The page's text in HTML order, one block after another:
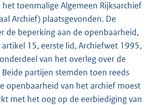
het toenmalige Algemeen Rijksarchief
Archief) plaatsgevonden. De
de beperking aan de openbaarheid,
15, eerste lid, Archiefwet 1995,
van het overleg over de
partijen stemden toen reeds
openbaarheid van het archief moest
met het oog op de eerbiediging van